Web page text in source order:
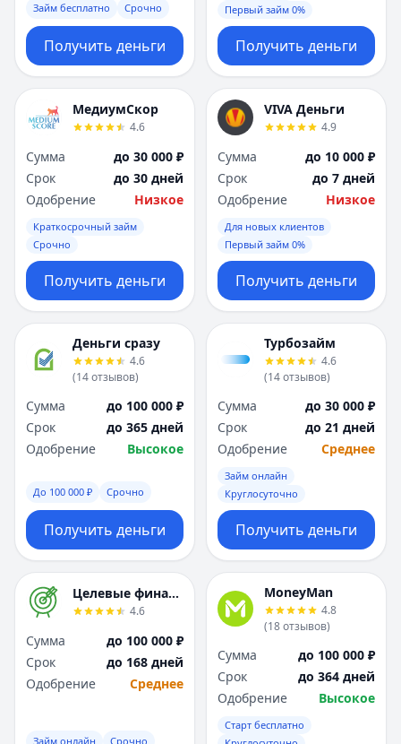
Займ бесплатно Срочно
Получить деньги
Первый займ 0%
Получить деньги
МедиумСкор
4.6
Сумма
до 30 000 ₽
Срок
до 30 дней
Одобрение
Низкое
Краткосрочный займ
Срочно
Получить деньги
VIVA Деньги
4.9
Сумма
до 10 000 ₽
Срок
до 7 дней
Одобрение
Низкое
Для новых клиентов
Первый займ 0%
Получить деньги
Деньги сразу
4.6
(14отзывов)
Сумма
до 100 000 ₽
Срок
до 365 дней
Одобрение
Высокое
До 100 000 ₽ Срочно
Получить деньги
Турбозайм
4.6
(14отзывов)
Сумма
до 30 000 ₽
Срок
до 21 дней
Одобрение
Среднее
Займ онлайн
Круглосуточно
Получить деньги
Целевые финансы
4.6
Сумма
до 100 000 ₽
Срок
до 168 дней
Одобрение
Среднее
Займ онлайн Срочно
MoneyMan
4.8
(18отзывов)
Сумма
до 100 000 ₽
Срок
до 364 дней
Одобрение
Высокое
Старт бесплатно